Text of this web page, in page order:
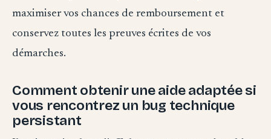
maximiser vos chances de remboursement et
conservez toutes les preuves écrites de vos
démarches.
Comment obtenir une aide adaptée si
vous rencontrez un bug technique
persistant